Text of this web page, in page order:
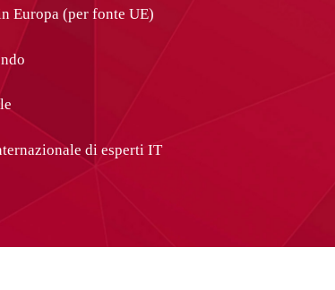
Europa (per fonte UE)
di esperti IT